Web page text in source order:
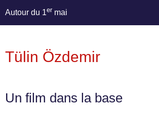
Autour du 1er mai
Tülin Özdemir
Un film dans la base